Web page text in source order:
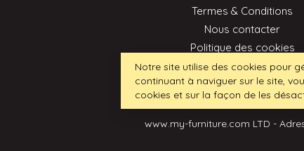
Termes & Conditions
Nous contacter
Politique des cookies
Professionnel
www.my-furniture.com LTD -
Notre site utilise des cookies pour
continuant à naviguer sur le site,
cookies et sur la façon de les